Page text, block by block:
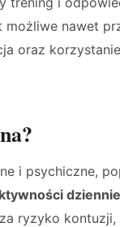
możliwe nawet
oraz
i psychiczne,
dziennie
ryzyko kontuzji,